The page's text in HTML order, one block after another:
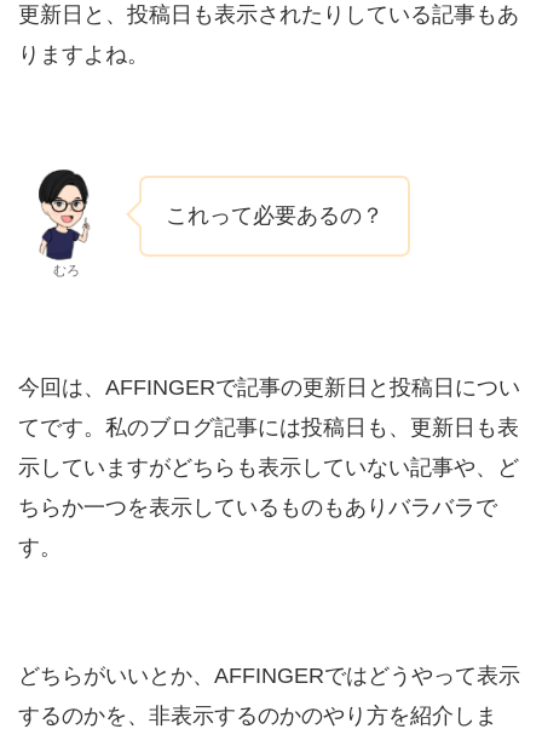
更新日と、投稿日も表示されたりしている記事もあ
りますよね。
むろ
これって必要あるの？
今回は、AFFINGERで記事の更新日と投稿日につい
てです。私のブログ記事には投稿日も、更新日も表
示していますがどちらも表示していない記事や、ど
ちらか一つを表示しているものもありバラバラで
す。
どちらがいいとか、AFFINGERではどうやって表示
するのかを、非表示するのかのやり方を紹介しま